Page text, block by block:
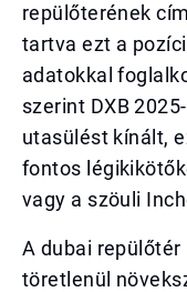
repülőterének
tartva ezt a
adatokkal
szerint DXB
utasülést kínált,
fontos
vagy a szöuli
A dubai
töretlenül